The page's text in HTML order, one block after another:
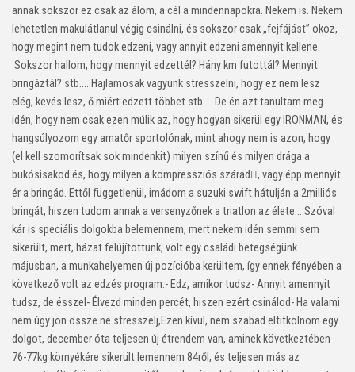
annak sokszor ez csak az álom, a cél a mindennapokra. Nekem is. Nekem
lehetetlen makulátlanul végig csinálni, és sokszor csak „fejfájást” okoz,
hogy megint nem tudok edzeni, vagy annyit edzeni amennyit kellene.
Sokszor hallom, hogy mennyit edzettél? Hány km futottál? Mennyit
bringáztál? stb…. Hajlamosak vagyunk stresszelni, hogy ez nem lesz
elég, kevés lesz, ő miért edzett többet stb…. De én azt tanultam meg
idén, hogy nem csak ezen múlik az, hogy hogyan sikerül egy IRONMAN, és
hangsúlyozom egy amatőr sportolónak, mint ahogy nem is azon, hogy
(el kell szomorítsak sok mindenkit) milyen színű és milyen drága a
bukósisakod és, hogy milyen a kompressziós szárad, vagy épp mennyit
ér a bringád. Ettől függetlenül, imádom a suzuki swift hátulján a 2milliós
bringát, hiszen tudom annak a versenyzőnek a triatlon az élete… Szóval
kár is speciális dolgokba belemennem, mert nekem idén semmi sem
sikerült, mert, házat felújítottunk, volt egy családi betegségünk
májusban, a munkahelyemen új pozícióba kerültem, így ennek fényében a
következő volt az edzés program:- Edz, amikor tudsz-Annyit amennyit
tudsz, de ésszel- Élvezd minden percét, hiszen ezért csinálod- Ha valami
nem úgy jön össze ne stresszelj,Ezen kívül, nem szabad eltitkolnom egy
dolgot, december óta teljesen új étrendem van, aminek következtében
76-77kg környékére sikerült lemennem 84ről, és teljesen más az